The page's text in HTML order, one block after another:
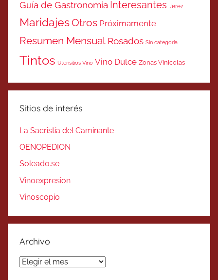
Guía de Gastronomía Interesantes Jerez
MaridajesOtros Próximamente
Resumen Mensual Rosados Sin categoría
Tintos Utensilios Vino Vino Dulce Zonas Vinicolas
Sitios de interés
La Sacristía del Caminante
OENOPEDION
Soleado.se
Vinoexpresion
Vinoscopio
Archivo
Archivo